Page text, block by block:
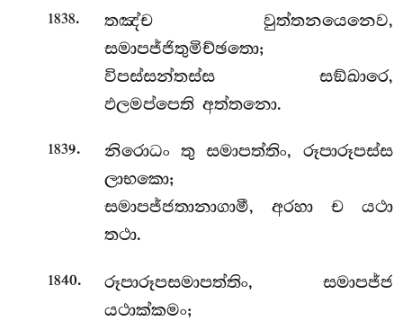
1838.
තඤ්ච වුත්තනයෙනෙව,
සමාපජ්ජිතුමිච්ඡතො;
විපස්සන්තස්ස සඞ්ඛාරෙ,
ඵලමප්පෙති අත්තනො.
1839.
නිරොධං තු සමාපත්තිං, රූපාරූපස්ස
ලාභකො;
සමාපජ්ජතානාගාමී, අරහා ච යථා
තථා.
1840.
රූපාරූපසමාපත්තිං, සමාපජ්ජ
යථාක්කමං;